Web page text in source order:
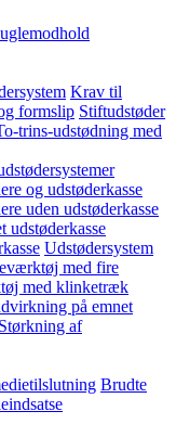
Krav til
formslip Stiftudstøder
trins-udstødning med
og udstøderkasse
uden udstøderkasse
udstøderkasse
Udstødersystem
med fire
med klinketræk
på emnet
Størkning af
Brudte